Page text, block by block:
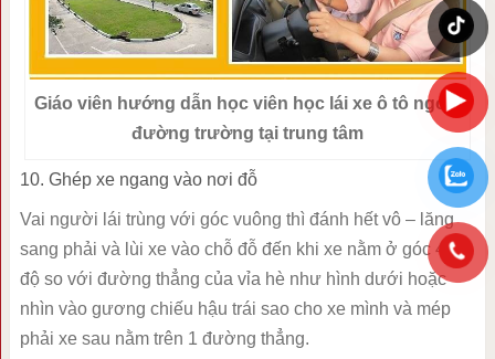
Giáo viên hướng dẫn học viên học lái xe ô tô ngoài
đường trường tại trung tâm
10. Ghép xe ngang vào nơi đỗ
Vai người lái trùng với góc vuông thì đánh hết vô – lăng
sang phải và lùi xe vào chỗ đỗ đến khi xe nằm ở góc 45
độ so với đường thẳng của vỉa hè như hình dưới hoặc
nhìn vào gương chiếu hậu trái sao cho xe mình và mép
phải xe sau nằm trên 1 đường thẳng.